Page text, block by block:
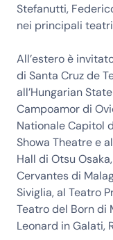
Stefanutti,
nei principali
All’estero è
di Santa Cruz de
all’Hungarian
Campoamor di
Nationale Capitol
Showa Theatre e
Hall di Otsu
Cervantes di
Siviglia, al Teatro
Teatro del Born di
Leonard in Galati,